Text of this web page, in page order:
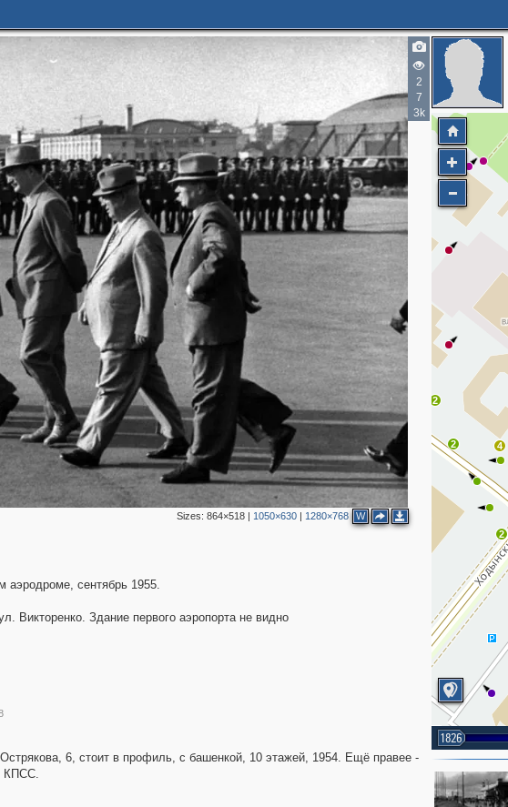
2
7
3k
Sizes: 864×518| 1050×630| 1280×768 W
аэродроме, сентябрь 1955.
Викторенко. Здание первого аэропорта не видно
2
4
2
2
1826
6, стоит в профиль, с башенкой, 10 этажей, 1954. Ещё правее -
КПСС.